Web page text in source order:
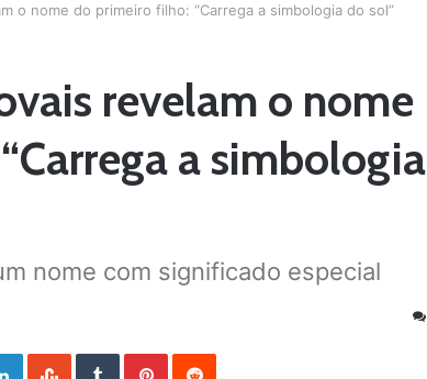
o nome do primeiro filho: “Carrega a simbologia do sol”
revelam o nome
a simbologia
nome com significado especial
LinkedIn StumbleUpon Tumblr Pinterest